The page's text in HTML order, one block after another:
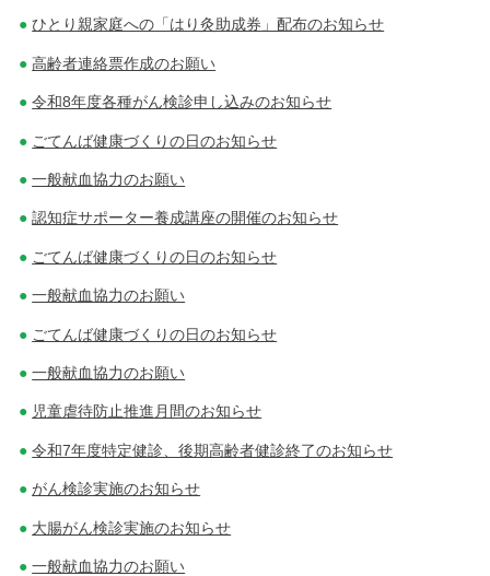
ひとり親家庭への「はり灸助成券」配布のお知らせ
高齢者連絡票作成のお願い
令和8年度各種がん検診申し込みのお知らせ
ごてんば健康づくりの日のお知らせ
一般献血協力のお願い
認知症サポーター養成講座の開催のお知らせ
ごてんば健康づくりの日のお知らせ
一般献血協力のお願い
ごてんば健康づくりの日のお知らせ
一般献血協力のお願い
児童虐待防止推進月間のお知らせ
令和7年度特定健診、後期高齢者健診終了のお知らせ
がん検診実施のお知らせ
大腸がん検診実施のお知らせ
一般献血協力のお願い